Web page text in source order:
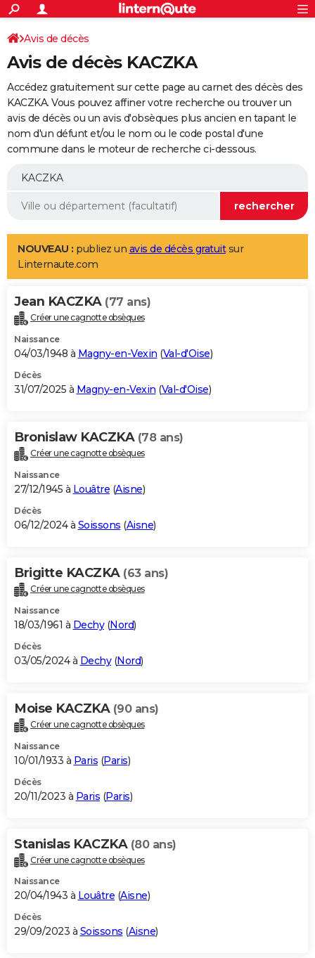
ACTUALITÉS
Politique
Société
Faits Divers
Education
Monde
Villes
+
SPORT
Coupe du monde 2026
Football
Tennis
Cyclisme
Rugby
Forum
Programme TV
TNT
Streaming
Cinéma
Sorties cinéma
Musique
+
FINANCE
Retraite
Epargne
Immobilier
Risques naturels par ville
Banque
Assurance
AUTO
Essais
Réserver un essai
Citadines
Berlines
SUV
Forum auto
+
Mobiles
Meilleur smartphone
Internet
Ordinateurs
Jeux vidéo
Guide high-tech
Aménagement intérieur
LIFESTYLE
Art de vivre
Bien-être
Loisirs
Mode
Modes de vie
Alimentation
Guide de la santé
Maladies
Médicaments
Sommeil
VOYAGE
Destinations
City break
Voyage nature
Voyage de noces
Forum
Climat
+PHOTO
GUIDES D'ACHAT
BONS PLANS
Carte de Noël
Carte Bonne année
Carte Saint-Valentin
Carte Pâques
Carte d'anniversaire
DICTIONNAIRE
Dictionnaire
Biographies
Citations
Expressions
Proverbes
PROGRAMME TV
S'inscrire
Se connecter
Lycées
Collèges
Primaires
Universités
Entreprises
Service militaire
Avis de recherche
AVIS DE DÉCÈS
Bricolage
Lifestyle
Culture
Sport
Auto
Television
Voyage
Cinema
Avis de décès
Avis de décès KACZKA
Accédez gratuitement sur cette page au carnet des décès des
KACZKA. Vous pouvez affiner votre recherche ou trouver un
avis de décès ou un avis d'obsèques plus ancien en tapant le
nom d'un défunt et/ou le nom ou le code postal d'une
commune dans le moteur de recherche ci-dessous.
NOUVEAU : publiez un avis de décès gratuitsur
Linternaute.com
Jean KACZKA (77 ans)
Créer une cagnotte obsèques
Naissance
04/03/1948 à Magny-en-Vexin (Val-d'Oise)
Décès
31/07/2025 à Magny-en-Vexin (Val-d'Oise)
Bronislaw KACZKA (78 ans)
Créer une cagnotte obsèques
Naissance
27/12/1945 à Louâtre (Aisne)
Décès
06/12/2024 à Soissons (Aisne)
Brigitte KACZKA (63 ans)
Créer une cagnotte obsèques
Naissance
18/03/1961 à Dechy(Nord)
Décès
03/05/2024 à Dechy(Nord)
Moise KACZKA (90 ans)
Créer une cagnotte obsèques
Naissance
10/01/1933 à Paris (Paris)
Décès
20/11/2023 à Paris (Paris)
Stanislas KACZKA (80 ans)
Créer une cagnotte obsèques
Naissance
20/04/1943 à Louâtre (Aisne)
Décès
29/09/2023 à Soissons (Aisne)